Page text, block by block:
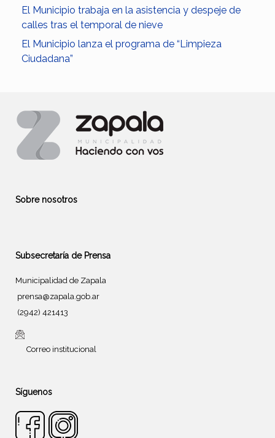
El Municipio trabaja en la asistencia y despeje de
calles tras el temporal de nieve
El Municipio lanza el programa de “Limpieza
Ciudadana”
Sobre nosotros
Subsecretaría de Prensa
Municipalidad de Zapala
prensa@zapala.gob.ar
(2942) 421413
Correo institucional
Síguenos